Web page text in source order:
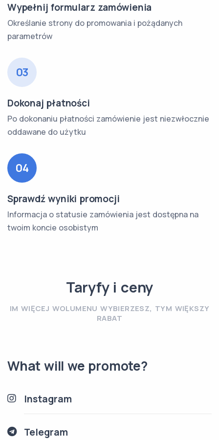
Wypełnij formularz zamówienia
Określanie strony do promowania i pożądanych
parametrów
03
Dokonaj płatności
Po dokonaniu płatności zamówienie jest niezwłocznie
oddawane do użytku
04
Sprawdź wyniki promocji
Informacja o statusie zamówienia jest dostępna na
twoim koncie osobistym
Taryfy i ceny
IM WIĘCEJ WOLUMENU WYBIERZESZ, TYM WIĘKSZY
RABAT
What will we promote?
Instagram
Telegram